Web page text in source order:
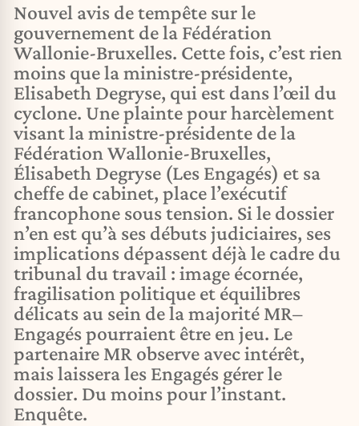
Nouvel avis de tempête sur le
gouvernement de la Fédération
Wallonie-Bruxelles. Cette fois, c’est rien
moins que la ministre-présidente,
Elisabeth Degryse, qui est dans l’œil du
cyclone. Une plainte pour harcèlement
visant la ministre-présidente de la
Fédération Wallonie-Bruxelles,
Élisabeth Degryse (Les Engagés) et sa
cheffe de cabinet, place l’exécutif
francophone sous tension. Si le dossier
n’en est qu’à ses débuts judiciaires, ses
implications dépassent déjà le cadre du
tribunal du travail : image écornée,
fragilisation politique et équilibres
délicats au sein de la majorité MR–
Engagés pourraient être en jeu. Le
partenaire MR observe avec intérêt,
mais laissera les Engagés gérer le
dossier. Du moins pour l’instant.
Enquête.